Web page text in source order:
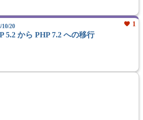
10/20 favorite 1
5.2 から PHP 7.2 への移行